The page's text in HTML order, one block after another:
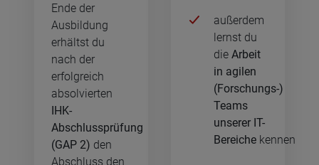
Ende der
Ausbildung
erhältst du
nach der
erfolgreich
absolvierten
IHK-
Abschlussprüfung
(GAP 2) den
Abschluss den
außerdem
lernst du
die Arbeit
in agilen
(Forschungs-)
Teams
unserer IT-
Bereiche kennen